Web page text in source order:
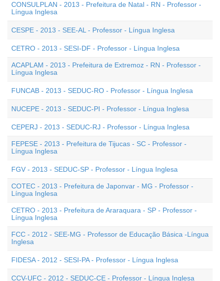
CONSULPLAN - 2013 - Prefeitura de Natal - RN - Professor -
Língua Inglesa
CESPE - 2013 - SEE-AL - Professor - Língua Inglesa
CETRO - 2013 - SESI-DF - Professor - Língua Inglesa
ACAPLAM - 2013 - Prefeitura de Extremoz - RN - Professor -
Língua Inglesa
FUNCAB - 2013 - SEDUC-RO - Professor - Língua Inglesa
NUCEPE - 2013 - SEDUC-PI - Professor - Língua Inglesa
CEPERJ - 2013 - SEDUC-RJ - Professor - Língua Inglesa
FEPESE - 2013 - Prefeitura de Tijucas - SC - Professor -
Língua Inglesa
FGV - 2013 - SEDUC-SP - Professor - Língua Inglesa
COTEC - 2013 - Prefeitura de Japonvar - MG - Professor -
Língua Inglesa
CETRO - 2013 - Prefeitura de Araraquara - SP - Professor -
Língua Inglesa
FCC - 2012 - SEE-MG - Professor de Educação Básica -Língua
Inglesa
FIDESA - 2012 - SESI-PA - Professor - Língua Inglesa
CCV-UFC - 2012 - SEDUC-CE - Professor - Língua Inglesa